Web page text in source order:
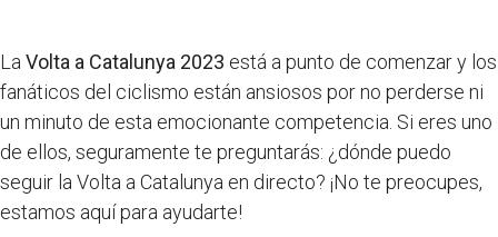
La Volta a Catalunya 2023 está a punto de comenzar y los
fanáticos del ciclismo están ansiosos por no perderse ni
un minuto de esta emocionante competencia. Si eres uno
de ellos, seguramente te preguntarás: ¿dónde puedo
seguir la Volta a Catalunya en directo? ¡No te preocupes,
estamos aquí para ayudarte!